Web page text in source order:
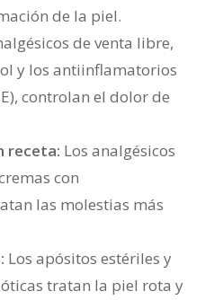
de la piel.
de venta libre,
y los antiinflamatorios
controlan el dolor de
receta: Los analgésicos
con
las molestias más
Los apósitos estériles y
tratan la piel rota y